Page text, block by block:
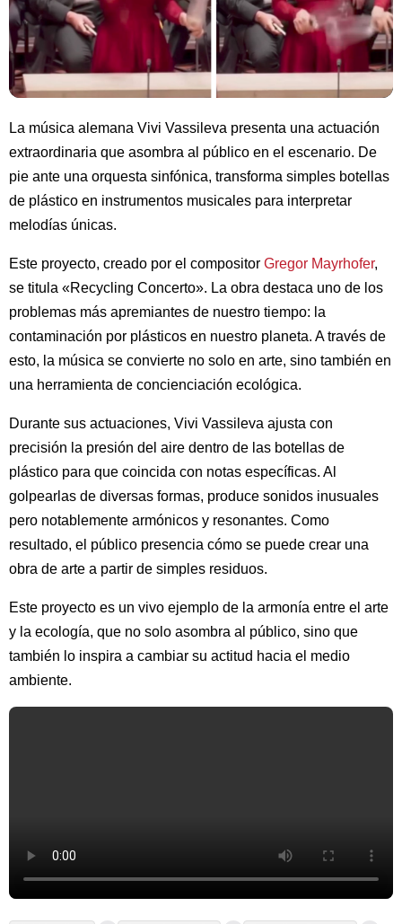
La música alemana Vivi Vassileva presenta una actuación
extraordinaria que asombra al público en el escenario. De
pie ante una orquesta sinfónica, transforma simples botellas
de plástico en instrumentos musicales para interpretar
melodías únicas.
Este proyecto, creado por el compositor Gregor Mayrhofer,
se titula «Recycling Concerto». La obra destaca uno de los
problemas más apremiantes de nuestro tiempo: la
contaminación por plásticos en nuestro planeta. A través de
esto, la música se convierte no solo en arte, sino también en
una herramienta de concienciación ecológica.
Durante sus actuaciones, Vivi Vassileva ajusta con
precisión la presión del aire dentro de las botellas de
plástico para que coincida con notas específicas. Al
golpearlas de diversas formas, produce sonidos inusuales
pero notablemente armónicos y resonantes. Como
resultado, el público presencia cómo se puede crear una
obra de arte a partir de simples residuos.
Este proyecto es un vivo ejemplo de la armonía entre el arte
y la ecología, que no solo asombra al público, sino que
también lo inspira a cambiar su actitud hacia el medio
ambiente.